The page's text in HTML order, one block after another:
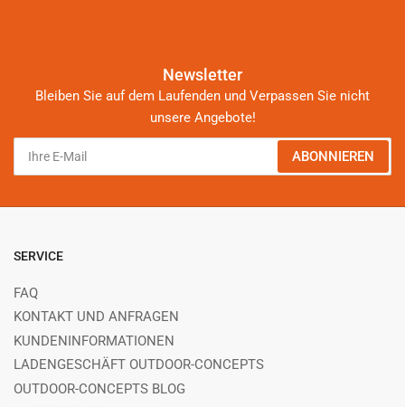
Newsletter
Bleiben Sie auf dem Laufenden und Verpassen Sie nicht
unsere Angebote!
Ihre
Mail
ABONNIEREN
SERVICE
FAQ
KONTAKT UND ANFRAGEN
KUNDENINFORMATIONEN
LADENGESCHÄFT OUTDOOR-CONCEPTS
OUTDOOR-CONCEPTS BLOG